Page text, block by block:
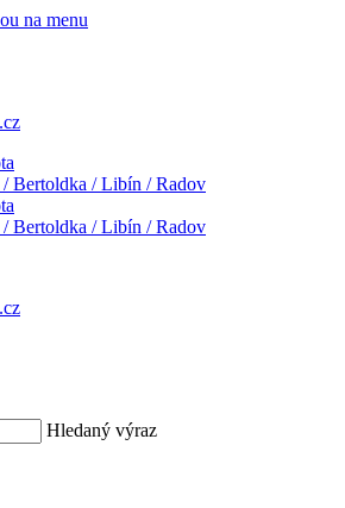
na menu
Bertoldka / Libín / Radov
Bertoldka / Libín / Radov
Hledaný výraz